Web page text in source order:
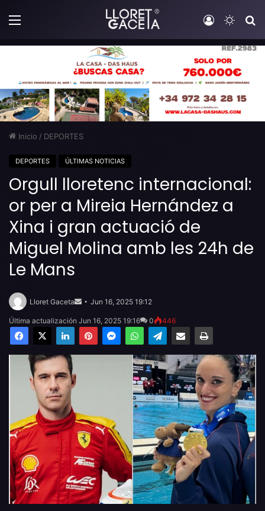
Menú Iniciar
Inicio / DEPORTES
DEPORTES ÚLTIMAS NOTICIAS
Orgull lloretenc internacional:
or per a Mireia Hernández a
Xina i gran actuació de
Miguel Molina amb les 24h de
Le Mans
Lloret Gaceta
email
Jun 16, 2025 19:12
Última actualización Jun 16, 2025 19:16 0 446
Facebook
X LinkedInPinterestMessengerWhatsAppTelegramCompartir por email Imprimir